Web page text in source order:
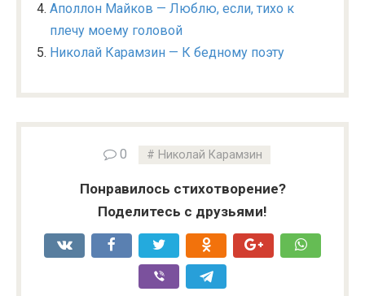
Аполлон Майков — Люблю, если, тихо к
плечу моему головой
Николай Карамзин — К бедному поэту
0 Николай Карамзин
Понравилось стихотворение?
Поделитесь с друзьями!